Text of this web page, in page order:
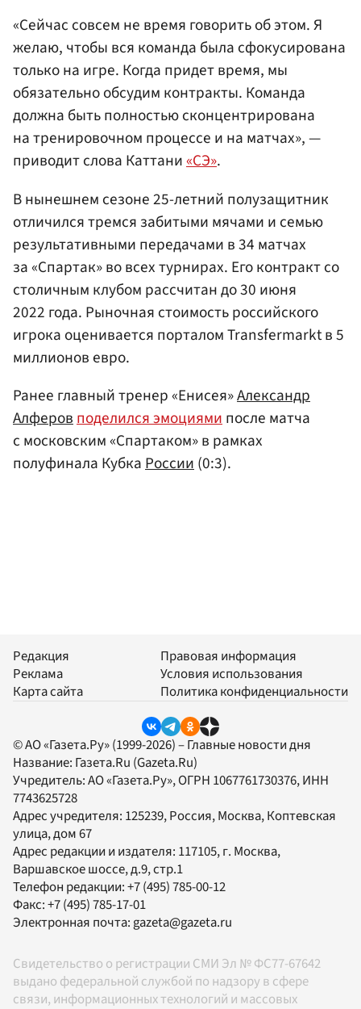
«Сейчас совсем не время говорить об этом. Я
желаю, чтобы вся команда была сфокусирована
только на игре. Когда придет время, мы
обязательно обсудим контракты. Команда
должна быть полностью сконцентрирована
на тренировочном процессе и на матчах», —
приводит слова Каттани«СЭ».
В нынешнем сезоне 25-летний полузащитник
отличился тремся забитыми мячами и семью
результативными передачами в 34 матчах
за «Спартак» во всех турнирах. Его контракт со
столичным клубом рассчитан до 30 июня
2022 года. Рыночная стоимость российского
игрока оценивается порталом Transfermarkt в 5
миллионов евро.
Ранее главный тренер «Енисея»Александр
Алферовподелился эмоциямипосле матча
с московским «Спартаком» в рамках
полуфинала КубкаРоссии(0:3).
Редакция
Реклама
Карта сайта
Правовая информация
Условия использования
Политика конфиденциальности
© АО «Газета.Ру» (1999-2026) – Главные новости дня
Название: Газета.Ru (Gazeta.Ru)
Учредитель:АО «Газета.Ру», ОГРН 1067761730376, ИНН
7743625728
Адрес учредителя: 125239, Россия, Москва, Коптевская
улица, дом 67
Адрес редакции и издателя: 117105, г. Москва,
Варшавское шоссе, д.9, стр.1
Телефон редакции:+7 (495) 785-00-12
Факс:+7 (495) 785-17-01
Электронная почта:gazeta@gazeta.ru
Свидетельство о регистрации СМИ Эл № ФС77-67642
выдано федеральной службой по надзору в сфере
связи, информационных технологий и массовых